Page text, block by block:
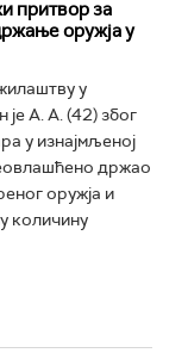
притвор за
оружја у
у
А. А. (42) због
у изнајмљеној
држао
оружја и
количину